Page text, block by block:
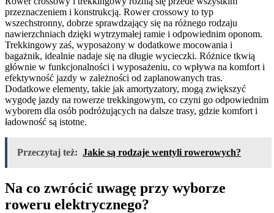
przeznaczeniem i konstrukcją. Rower crossowy to typ
wszechstronny, dobrze sprawdzający się na różnego rodzaju
nawierzchniach dzięki wytrzymałej ramie i odpowiednim oponom.
Trekkingowy zaś, wyposażony w dodatkowe mocowania i
bagażnik, idealnie nadaje się na długie wycieczki. Różnice tkwią
głównie w funkcjonalności i wyposażeniu, co wpływa na komfort i
efektywność jazdy w zależności od zaplanowanych tras.
Dodatkowe elementy, takie jak amortyzatory, mogą zwiększyć
wygodę jazdy na rowerze trekkingowym, co czyni go odpowiednim
wyborem dla osób podróżujących na dalsze trasy, gdzie komfort i
ładowność są istotne.
Przeczytaj też: Jakie są rodzaje wentyli rowerowych?
Na co zwrócić uwagę przy wyborze
roweru elektrycznego?